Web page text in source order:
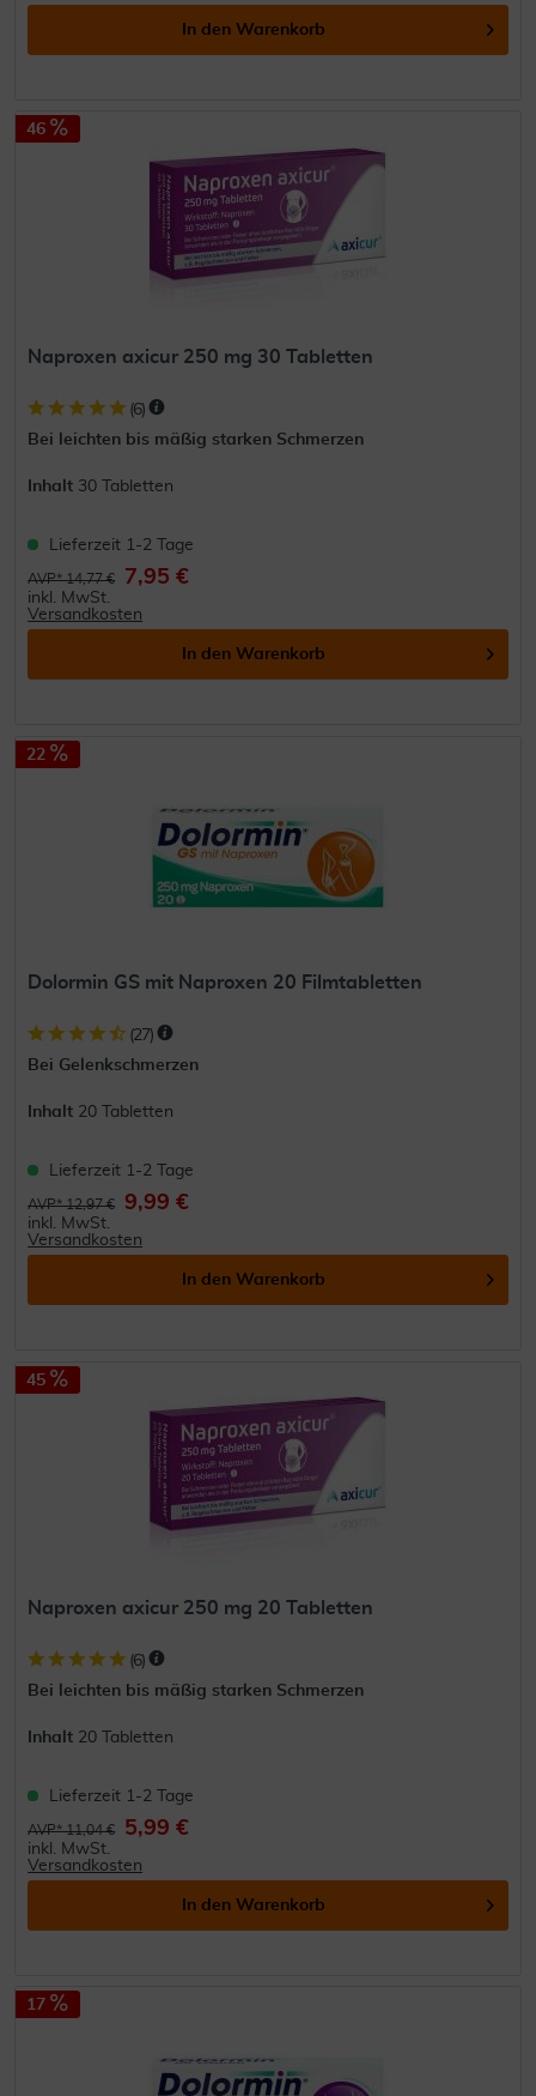
In den Warenkorb
46
Naproxen axicur 250 mg 30 Tabletten
(6)
Bei leichten bis mäßig starken Schmerzen
Inhalt 30 Tabletten
Lieferzeit 1-2 Tage
AVP* 14,77 € 7,95 €
inkl. MwSt.
Versandkosten
In den Warenkorb
22
Dolormin GS mit Naproxen 20 Filmtabletten
(27)
Bei Gelenkschmerzen
Inhalt 20 Tabletten
Lieferzeit 1-2 Tage
AVP* 12,97 € 9,99 €
inkl. MwSt.
Versandkosten
In den Warenkorb
45
Naproxen axicur 250 mg 20 Tabletten
(6)
Bei leichten bis mäßig starken Schmerzen
Inhalt 20 Tabletten
Lieferzeit 1-2 Tage
AVP* 11,04 € 5,99 €
inkl. MwSt.
Versandkosten
In den Warenkorb
17